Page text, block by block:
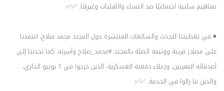
مفاهيم سلبية اجتماعيًا ضد النساء والأقليات وغيرها. ✅✅
◾️ في تغطيتنا للحدث والشائعات المنتشرة حول المجند محمد صلاح، اعتمدنا
على مصادر قريبة ووثيقة الصلة بالمجند #محمد_صلاح وأسرته، كما تحدثنا إلى
أصدقائه المقربين، وزملاء دفعته العسكرية، الذين خرجوا في 1 يونيو الجاري،
والذين ما زالوا في الخدمة. ✅✅